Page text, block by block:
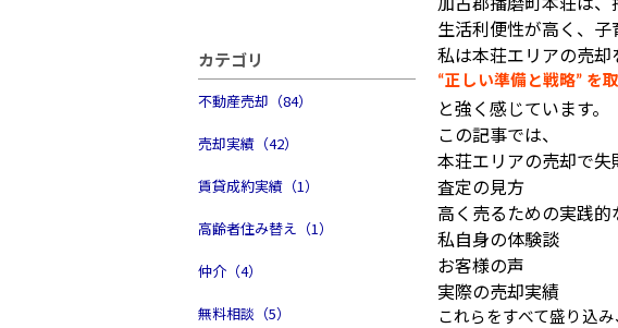
カテゴリ
不動産売却（84）
売却実績（42）
賃貸成約実績（1）
高齢者住み替え（1）
仲介（4）
無料相談（5）
生活利便性が高く、子
私は本荘エリアの売却
“正しい準備と戦略” を
と強く感じています。
この記事では、
本荘エリアの売却で
査定の見方
高く売るための実践的
私自身の体験談
お客様の声
実際の売却実績
これらをすべて盛り込み